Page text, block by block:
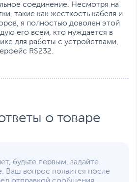
соединение. Несмотря на
такие как жесткость кабеля и
я полностью доволен этой
его всем, кто нуждается в
для работы с устройствами,
RS232.
о товаре
будьте первым, задайте
Ваш вопрос появится после